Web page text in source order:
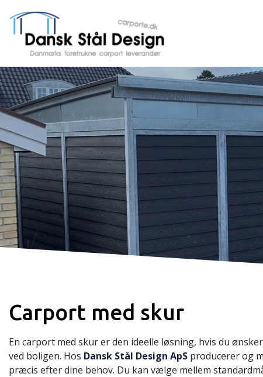
hovedindhold
Carport med skur
En carport med skur er den ideelle løsning, hvis du
ved boligen. Hos Dansk Stål Design ApS producerer og
præcis efter dine behov. Du kan vælge mellem